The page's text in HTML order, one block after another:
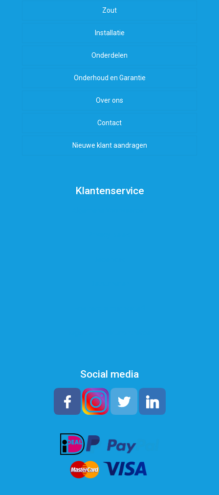
Zout
Installatie
Onderdelen
Onderhoud en Garantie
Over ons
Contact
Nieuwe klant aandragen
Klantenservice
Social media